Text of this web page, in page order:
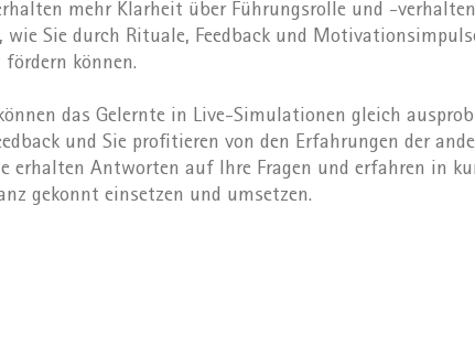
mehr Klarheit über Führungsrolle und -
wie Sie durch Rituale, Feedback und
können.
das Gelernte in Live-Simulationen gleich
und Sie profitieren von den Erfahrungen der
erhalten Antworten auf Ihre Fragen und erfahren in
gekonnt einsetzen und umsetzen.